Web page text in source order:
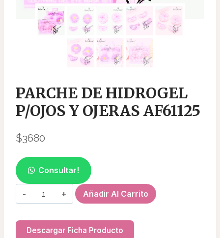
PARCHE DE HIDROGEL
P/OJOS Y OJERAS AF61125
$3680
Consultar!
PARCHE
DE
P/OJOS
Añadir Al Carrito
Descargar Ficha Producto